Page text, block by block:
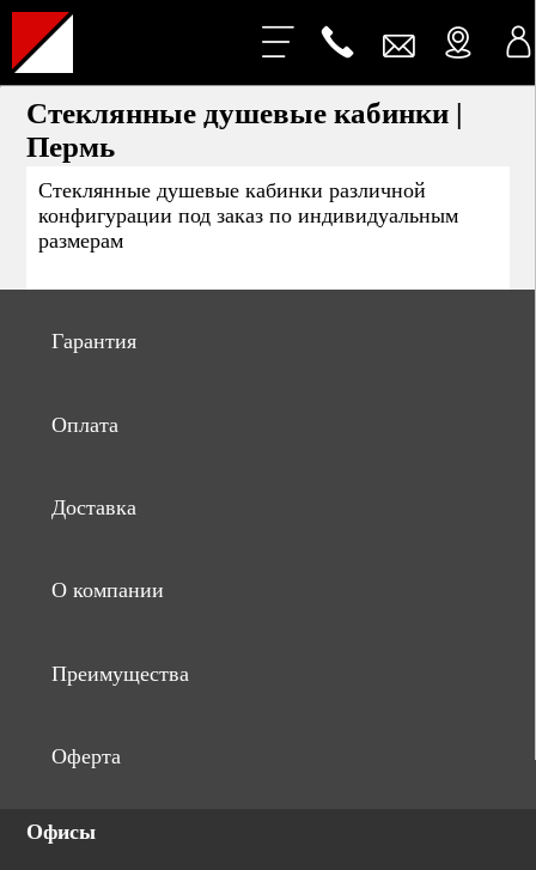
Стеклянные душевые кабинки |
Пермь
Стеклянные душевые кабинки различной
конфигурации под заказ по индивидуальным
размерам
Гарантия
Оплата
Доставка
О компании
Преимущества
Оферта
Офисы